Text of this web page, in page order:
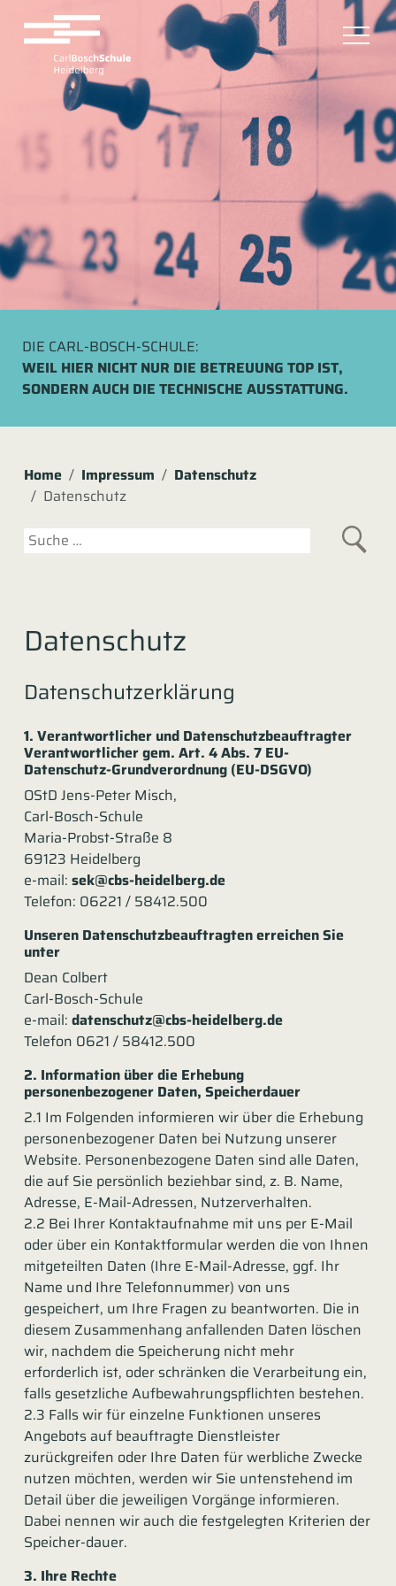
DIE CARL-BOSCH-SCHULE:
WEIL HIER NICHT NUR DIE BETREUUNG TOP IST,
SONDERN AUCH DIE TECHNISCHE AUSSTATTUNG.
Home Impressum
Datenschutz
Datenschutz
Suchen
Datenschutz
Datenschutzerklärung
1. Verantwortlicher und Datenschutzbeauftragter
Verantwortlicher gem. Art. 4 Abs. 7 EU-
Datenschutz-Grundverordnung (EU-DSGVO)
OStD Jens-Peter Misch,
Carl-Bosch-Schule
Maria-Probst-Straße 8
69123 Heidelberg
e-mail: sek@cbs-heidelberg.de
Telefon: 06221 / 58412.500
Unseren Datenschutzbeauftragten erreichen Sie
unter
Dean Colbert
Carl-Bosch-Schule
e-mail: datenschutz@cbs-heidelberg.de
Telefon 0621 / 58412.500
2. Information über die Erhebung
personenbezogener Daten, Speicherdauer
2.1 Im Folgenden informieren wir über die Erhebung
personenbezogener Daten bei Nutzung unserer
Website. Personenbezogene Daten sind alle Daten,
die auf Sie persönlich beziehbar sind, z. B. Name,
Adresse, E-Mail-Adressen, Nutzerverhalten.
2.2 Bei Ihrer Kontaktaufnahme mit uns per E-Mail
oder über ein Kontaktformular werden die von Ihnen
mitgeteilten Daten (Ihre E-Mail-Adresse, ggf. Ihr
Name und Ihre Telefonnummer) von uns
gespeichert, um Ihre Fragen zu beantworten. Die in
diesem Zusammenhang anfallenden Daten löschen
wir, nachdem die Speicherung nicht mehr
erforderlich ist, oder schränken die Verarbeitung ein,
falls gesetzliche Aufbewahrungspflichten bestehen.
2.3 Falls wir für einzelne Funktionen unseres
Angebots auf beauftragte Dienstleister
zurückgreifen oder Ihre Daten für werbliche Zwecke
nutzen möchten, werden wir Sie untenstehend im
Detail über die jeweiligen Vorgänge informieren.
Dabei nennen wir auch die festgelegten Kriterien der
Speicher-dauer.
3. Ihre Rechte